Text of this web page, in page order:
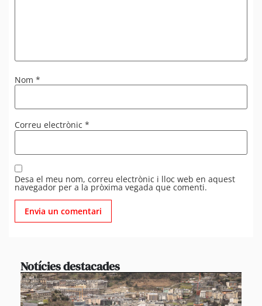
Nom *
Correu electrònic *
Desa el meu nom, correu electrònic i lloc web en aquest
navegador per a la pròxima vegada que comenti.
Notícies destacades